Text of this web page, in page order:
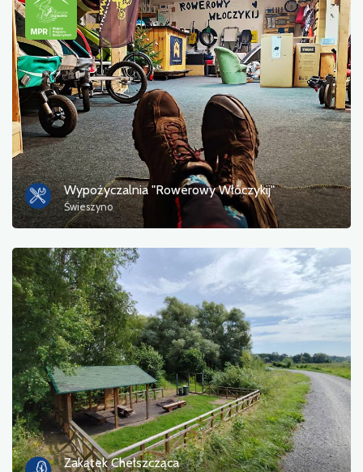
Wypożyczalnia "Rowerowy Włóczykij"
Świeszyno
Zakątek Chełszcząca